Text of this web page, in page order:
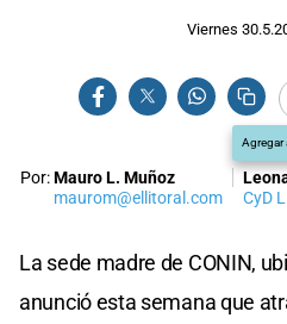
Viernes
Agregar
Por:Mauro L. Muñoz
maurom@ellitoral.com
CyD
La sede madre de CONIN,
anunció esta semana que